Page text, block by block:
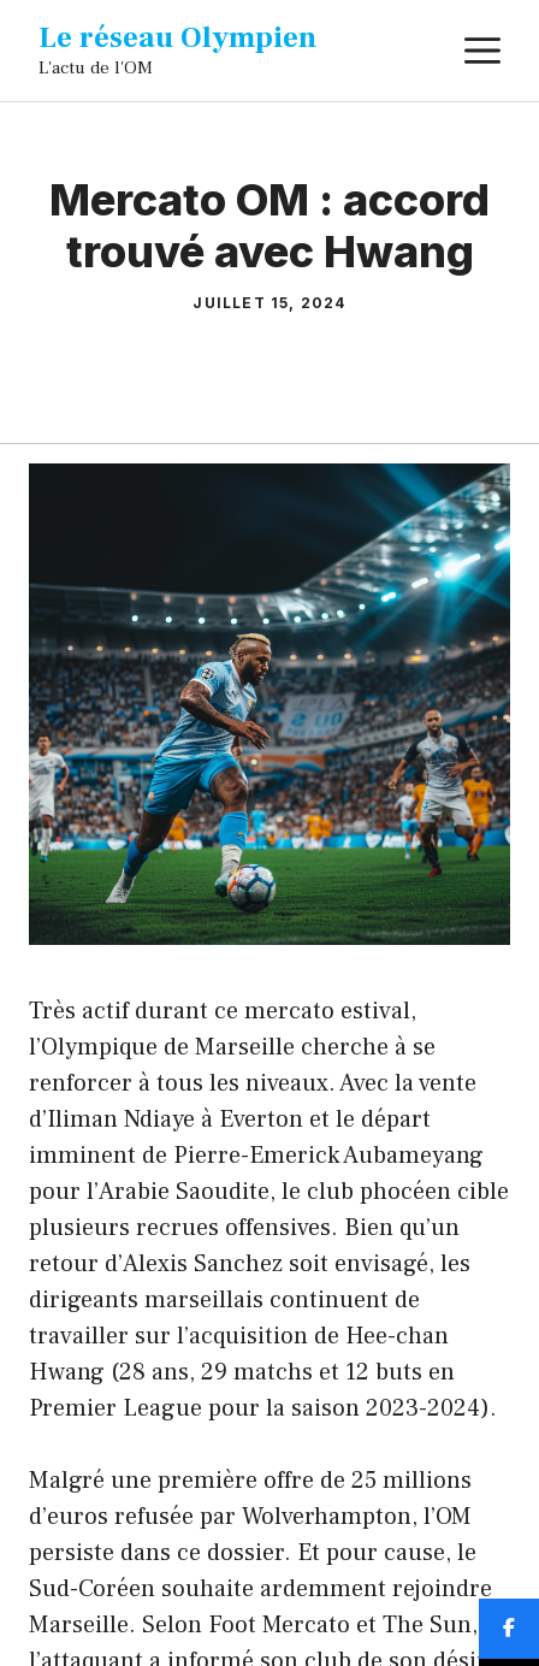
Le réseau Olympien
L'actu de l'OM
Mercato OM : accord
trouvé avec Hwang
JUILLET 15, 2024
Très actif durant ce mercato estival,
l’Olympique de Marseille cherche à se
renforcer à tous les niveaux. Avec la vente
d’Iliman Ndiaye à Everton et le départ
imminent de Pierre-Emerick Aubameyang
pour l’Arabie Saoudite, le club phocéen cible
plusieurs recrues offensives. Bien qu’un
retour d’Alexis Sanchez soit envisagé, les
dirigeants marseillais continuent de
travailler sur l’acquisition de Hee-chan
Hwang (28 ans, 29 matchs et 12 buts en
Premier League pour la saison 2023-2024).
Malgré une première offre de 25 millions
d’euros refusée par Wolverhampton, l’OM
persiste dans ce dossier. Et pour cause, le
Sud-Coréen souhaite ardemment rejoindre
Marseille. Selon Foot Mercato et The Sun,